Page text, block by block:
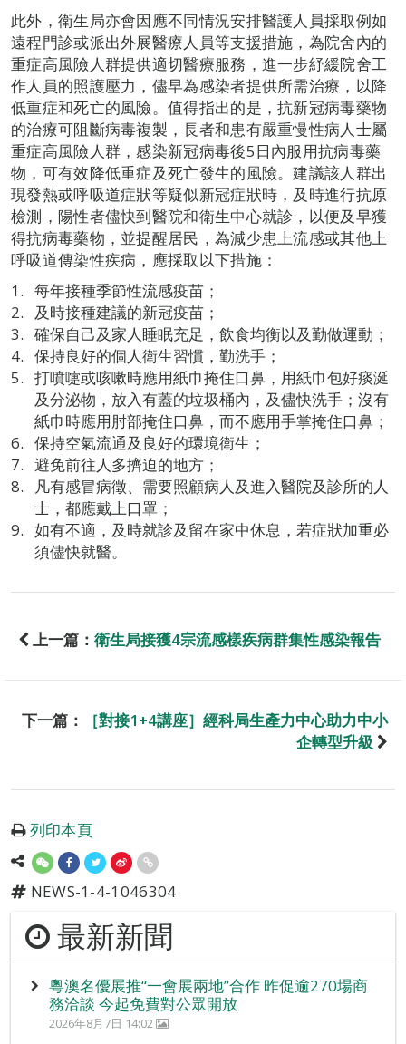
此外，衛生局亦會因應不同情況安排醫護人員採取例如
遠程門診或派出外展醫療人員等支援措施，為院舍內的
重症高風險人群提供適切醫療服務，進一步紓緩院舍工
作人員的照護壓力，儘早為感染者提供所需治療，以降
低重症和死亡的風險。值得指出的是，抗新冠病毒藥物
的治療可阻斷病毒複製，長者和患有嚴重慢性病人士屬
重症高風險人群，感染新冠病毒後5日內服用抗病毒藥
物，可有效降低重症及死亡發生的風險。建議該人群出
現發熱或呼吸道症狀等疑似新冠症狀時，及時進行抗原
檢測，陽性者儘快到醫院和衛生中心就診，以便及早獲
得抗病毒藥物，並提醒居民，為減少患上流感或其他上
呼吸道傳染性疾病，應採取以下措施：
每年接種季節性流感疫苗；
及時接種建議的新冠疫苗；
確保自己及家人睡眠充足，飲食均衡以及勤做運動；
保持良好的個人衛生習慣，勤洗手；
打噴嚏或咳嗽時應用紙巾掩住口鼻，用紙巾包好痰涎
及分泌物，放入有蓋的垃圾桶內，及儘快洗手；沒有
紙巾時應用肘部掩住口鼻，而不應用手掌掩住口鼻；
保持空氣流通及良好的環境衛生；
避免前往人多擠迫的地方；
凡有感冒病徵、需要照顧病人及進入醫院及診所的人
士，都應戴上口罩；
如有不適，及時就診及留在家中休息，若症狀加重必
須儘快就醫。
上一篇： 衛生局接獲4宗流感樣疾病群集性感染報告
下一篇：
［對接1+4講座］經科局生產力中心助力中小
企轉型升級
列印本頁
NEWS-1-4-1046304
最新新聞
粵澳名優展推“一會展兩地”合作 昨促逾270場商
務洽談 今起免費對公眾開放
2026年8月7日 14:02